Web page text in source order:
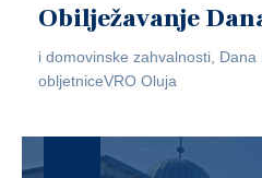
Obilježavanje
i domovinske zahvalnosti, Dana
obljetniceVRO Oluja